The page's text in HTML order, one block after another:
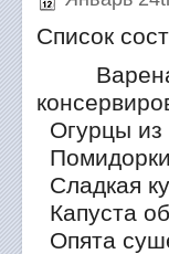
Список
Огурцы из
Сладкая
Капуста
Опята